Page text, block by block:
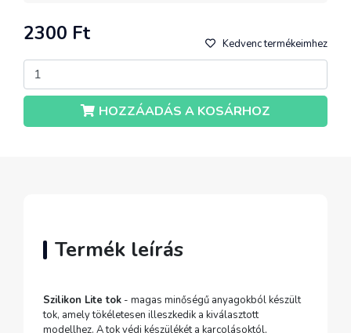
2300 Ft Kedvenc termékeimhez
HOZZÁADÁS A KOSÁRHOZ
Termék leírás
Szilikon Lite tok - magas minőségű anyagokból készült
tok, amely tökéletesen illeszkedik a kiválasztott
modellhez. A tok védi készülékét a karcolásoktól,